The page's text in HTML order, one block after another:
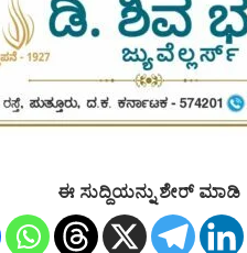
ಈ ಸುದ್ದಿಯನ್ನು ಶೇರ್ ಮಾಡಿ